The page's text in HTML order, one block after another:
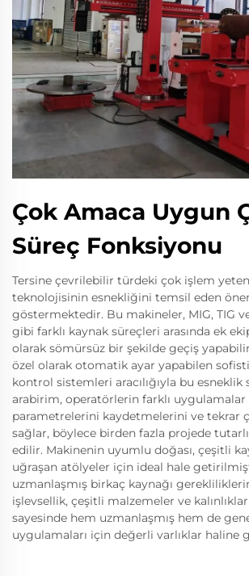
Çok Amaca Uygun
Süreç Fonksiyonu
Tersine çevrilebilir türdeki çok işlem
teknolojisinin esnekliğini temsil eden
göstermektedir. Bu makineler, MIG, TIG
gibi farklı kaynak süreçleri arasında ek
olarak sömürsüz bir şekilde geçiş
özel olarak otomatik ayar yapabilen
kontrol sistemleri aracılığıyla bu esneklik
arabirim, operatörlerin farklı
parametrelerini kaydetmelerini ve tekrar
sağlar, böylece birden fazla projede
edilir. Makinenin uyumlu doğası, çeşitli
uğraşan atölyeler için ideal hale
uzmanlaşmış birkaç kaynağı
işlevsellik, çeşitli malzemeler ve
sayesinde hem uzmanlaşmış hem de
uygulamaları için değerli varlıklar haline